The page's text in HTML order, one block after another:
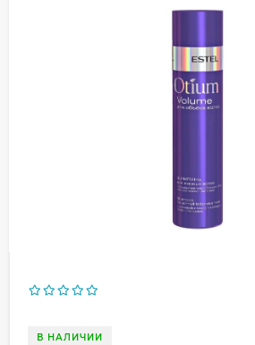
В НАЛИЧИИ